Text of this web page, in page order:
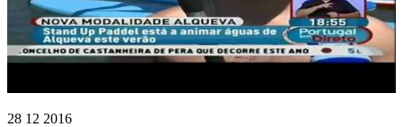
28 12 2016